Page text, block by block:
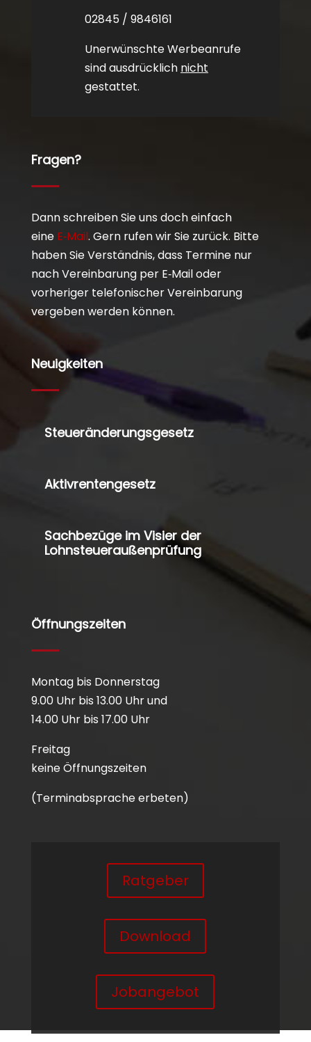
02845 / 9846161
Unerwünschte Werbeanrufe
sind ausdrücklich nicht
gestattet.
Fragen?
Dann schreiben Sie uns doch einfach
eine E‑Mail. Gern rufen wir Sie zurück. Bitte
haben Sie Verständnis, dass Termine nur
nach Vereinbarung per E‑Mail oder
vorheriger telefonischer Vereinbarung
vergeben werden können.
Neuigkeiten
Steueränderungsgesetz
Aktivrentengesetz
Sachbezüge im Visier der
Lohnsteueraußenprüfung
Öffnungszeiten
Montag bis Donnerstag
9.00 Uhr bis 13.00 Uhr und
14.00 Uhr bis 17.00 Uhr
Freitag
keine Öffnungszeiten
(Terminabsprache erbeten)
Ratgeber
Download
Jobangebot